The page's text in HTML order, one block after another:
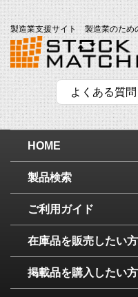
製造業支援サイト 製造業のため
よくある質問
HOME
製品検索
ご利用ガイド
在庫品を販売したい方
掲載品を購入したい方